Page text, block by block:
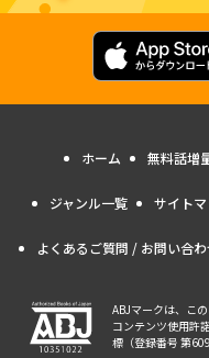
ホーム 無料話増
ジャンル一覧 サイト
よくあるご質問 / お問い合
ABJマークは、こ
コンテンツ使用許
標（登録番号 第